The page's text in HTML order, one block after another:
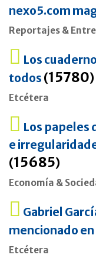
nexo5.com
Reportajes &
Los
todos (15780)
Etcétera
Los papeles
e
(15685)
Economía &
Gabriel
mencionado
Etcétera